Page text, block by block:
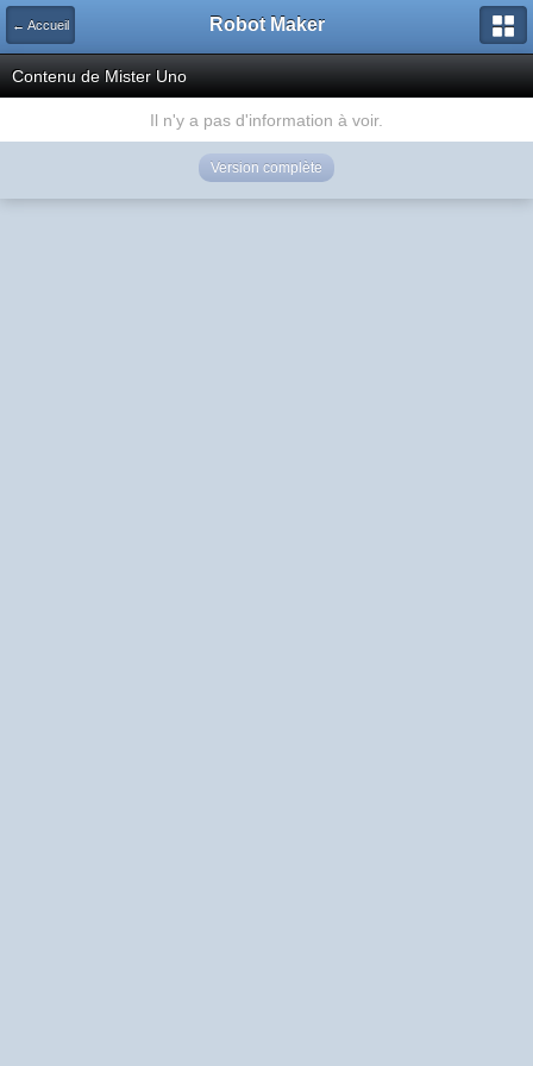
← Accueil Robot Maker
Contenu de Mister Uno
Il n'y a pas d'information à voir.
Version complète